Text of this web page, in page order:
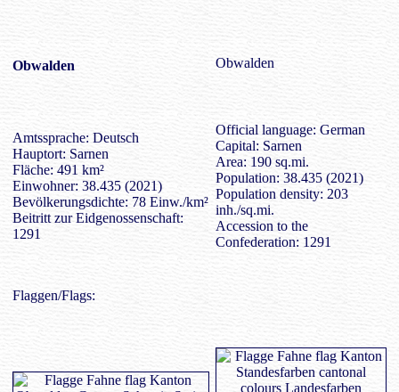
Obwalden Obwalden
Amtssprache: Deutsch
Hauptort: Sarnen
Fläche: 491 km²
Einwohner: 38.435 (2021)
Bevölkerungsdichte: 78 Einw./km²
Beitritt zur Eidgenossenschaft:
1291
Official language: German
Capital: Sarnen
Area: 190 sq.mi.
Population: 38.435 (2021)
Population density: 203
inh./sq.mi.
Accession to the
Confederation: 1291
Flaggen/Flags: